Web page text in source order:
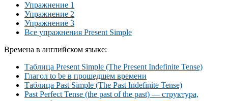
Упражнение 1
Упражнение 2
Упражнение 3
Все упражнения Present Simple
Времена в английском языке:
Таблица Present Simple (The Present Indefinite Tense)
Глагол to be в прошедшем времени
Таблица Past Simple (The Past Indefinite Tense)
Past Perfect Tense (the past of the past) — структура,